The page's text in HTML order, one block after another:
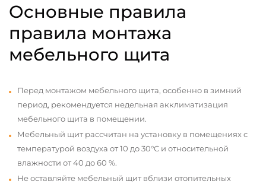
Основные правила
правила монтажа
мебельного щита
Перед монтажом мебельного щита, особенно в зимний
период, рекомендуется недельная акклиматизация
мебельного щита в помещении.
Мебельный щит рассчитан на установку в помещениях с
температурой воздуха от 10 до 30°С и относительной
влажности от 40 до 60 %.
Не оставляйте мебельный щит вблизи отопительных